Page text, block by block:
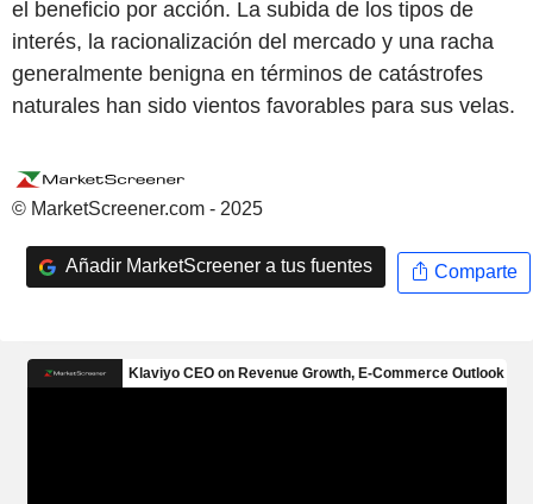
el beneficio por acción. La subida de los tipos de
interés, la racionalización del mercado y una racha
generalmente benigna en términos de catástrofes
naturales han sido vientos favorables para sus velas.
© MarketScreener.com - 2025
Añadir MarketScreener a tus fuentes Comparte